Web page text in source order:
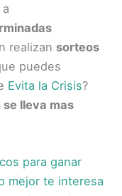
realizan sorteos
puedes
Evita la Crisis?
lleva mas
para ganar
mejor te interesa